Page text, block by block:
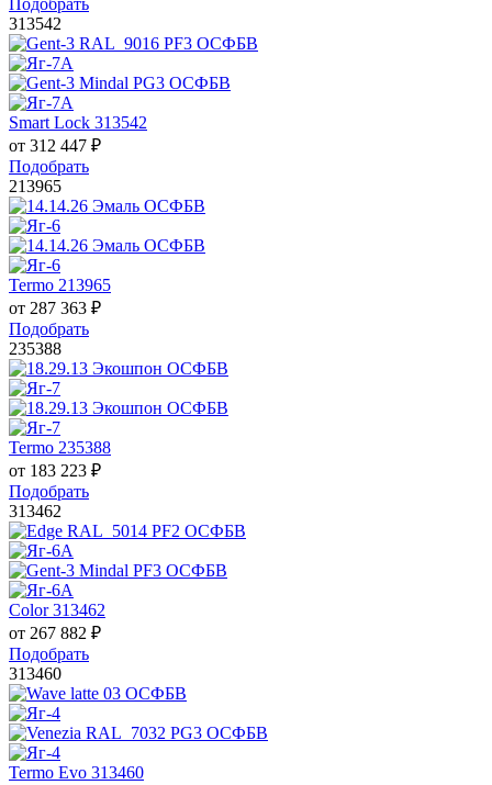
Подобрать
313542
Smart Lock 313542
от 312 447 ₽
Подобрать
213965
Termo 213965
от 287 363 ₽
Подобрать
235388
Termo 235388
от 183 223 ₽
Подобрать
313462
Color 313462
от 267 882 ₽
Подобрать
313460
Termo Evo 313460